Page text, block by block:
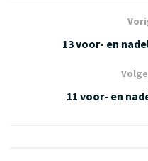
13 voor- en
11 voor- en